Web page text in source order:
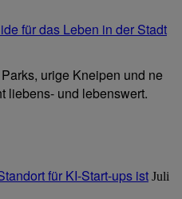
für das Leben in der Stadt
urige Kneipen und ne
liebens- und lebenswert.
für KI-Start-ups ist Juli